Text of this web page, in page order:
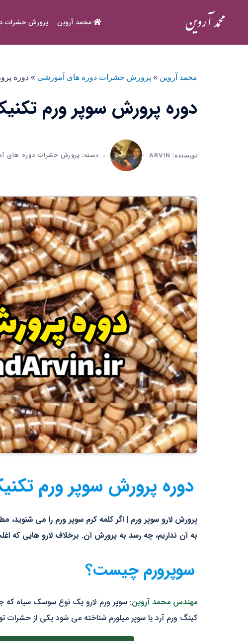
محمد آروین پرورش حشرات
محمد آروین » پرورش حشرات دوره های آموزشی » دوره
دوره پرورش سوپر ورم
نویسنده: ARVIN دسته: پرورش حشرات دوره های
دوره پرورش سوپر ورم
پرورش لارو سوپر ورم | اگر کلمه کرم سوپر ورم را می شنوید،
به آن نداریم، چه رسد به پرورش آن. برخلاف لارو هایی که
سوپرورم چیست؟
مهندس محمد آروین: سوپر ورم لارو یک نوع سوسک سیاه
کینگ ورم آرد یا سوپر میلورم شناخته می شود یکی از حشرات